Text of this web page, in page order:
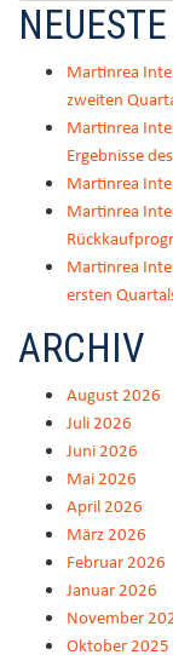
Martinrea
zweiten
Martinrea
Ergebnisse
Martinrea
Martinrea
Martinrea
ersten
ARCHIV
August 2026
Juli 2026
Juni 2026
Mai 2026
April 2026
März 2026
Februar 2026
Januar 2026
November
Oktober 2025